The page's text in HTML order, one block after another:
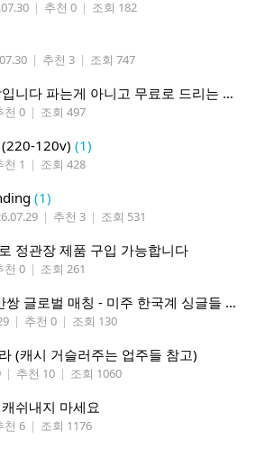
| 추천 0 | 조회 182
| 추천 3 | 조회 747
변합기 글 올린 사람입니다 파는게 아니고 무료로 드리는 겁니다 필요하신분 연락처 남겨주시면 됩니다
천 0 | 조회 497
120v) (1)
천 1 | 조회 428
(1)
| 추천 3 | 조회 531
정관장 제품 구입 가능합니다
천 0 | 조회 261
Couple.net 1:1 50만쌍 글로벌 매칭 - 미주 한국계 싱글들 모이세요
| 추천 0 | 조회 130
(캐시 거슬러주는 업주들 참고)
| 추천 10 | 조회 1060
쉬내지 마세요
천 6 | 조회 1176